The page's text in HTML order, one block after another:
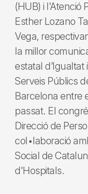
(HUB) i l'Atenció
Esther Lozano
Vega,
la millor
estatal
Serveis Públics
Barcelona entre
passat. El
Direcció de
col•laboració
Social de
d'Hospitals.